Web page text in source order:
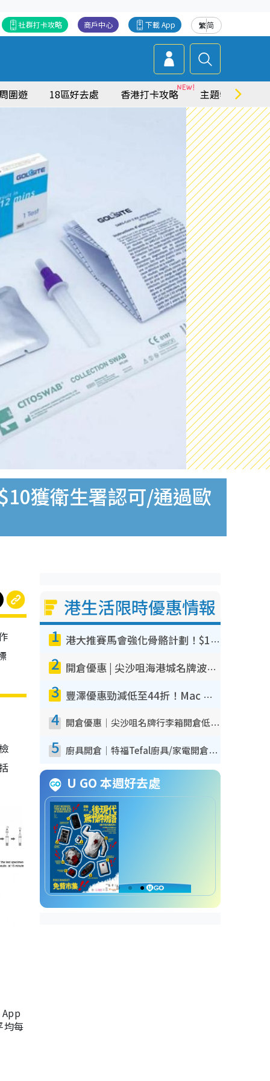
繁简
下載 App
商戶中心
社群打卡攻略
圍遊 18區好去處 香港打卡攻略 主題特集
獲衛生署認可/通過歐
均每
港生活限時優惠情報
1 港大推賽馬會強化骨骼計劃！$100骨質密度X光檢查 完成免費運動訓練送超市禮券！附參加資格
2 開倉優惠 | 尖沙咀海港城名牌波鞋開倉低至1折！On鞋$899起／Joy&Peace鞋履$98起
3 豐澤優惠勁減低至44折！Mac mini/iPhone17Pro大減價！廚房家電$220起
4 開倉優惠｜尖沙咀名牌行李箱開倉低至4折！一連5日 American Tourister/ace./Hallmark $200起！
5 廚具開倉｜特福Tefal廚具/家電開倉低至3折！$220起買平底鍋/炒鑊/湯煲！電飯煲/吸塵機/燙斗$418起
U GO 本週好去處